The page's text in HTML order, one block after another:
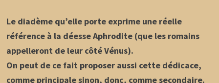
Le diadème qu’elle porte exprime une réelle
référence à la déesse Aphrodite (que les romains
appelleront de leur côté Vénus).
On peut de ce fait proposer aussi cette dédicace,
comme principale sinon, donc, comme secondaire.